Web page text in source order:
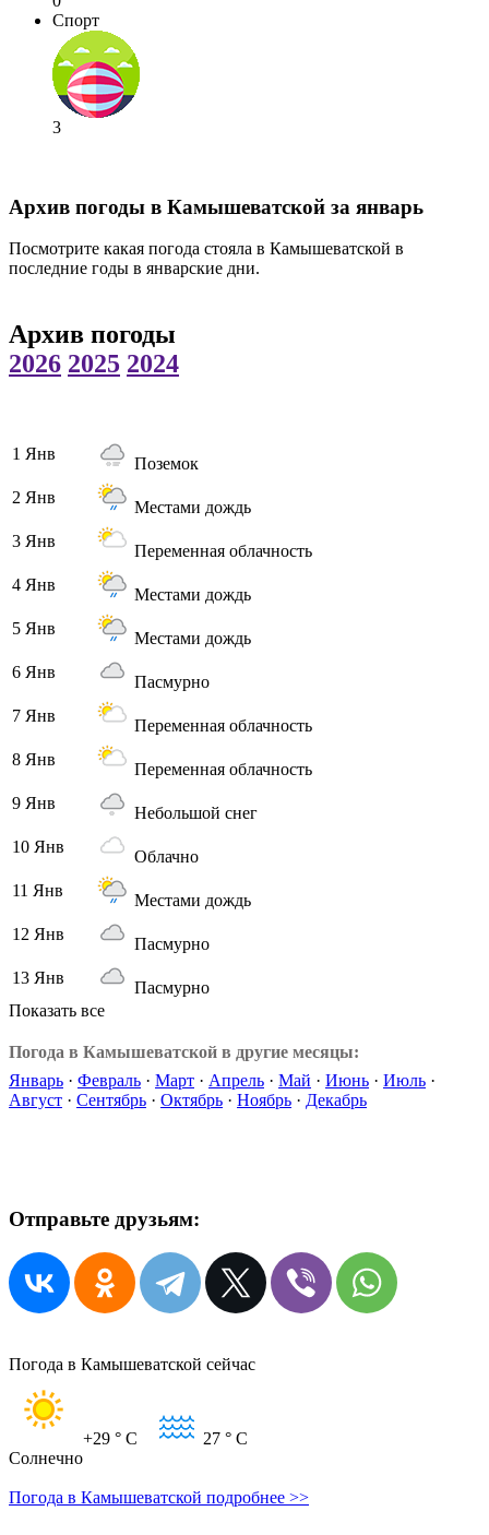
Спорт
3
Архив погоды в Камышеватской за январь
Посмотрите какая погода стояла в Камышеватской в
последние годы в январские дни.
Архив погоды
2026 2025 2024
1 Янв
Поземок
2 Янв
Местами дождь
3 Янв
Переменная облачность
4 Янв
Местами дождь
5 Янв
Местами дождь
6 Янв
Пасмурно
7 Янв
Переменная облачность
8 Янв
Переменная облачность
9 Янв
Небольшой снег
10 Янв
Облачно
11 Янв
Местами дождь
12 Янв
Пасмурно
13 Янв
Пасмурно
Показать все
Погода в Камышеватской в другие месяцы:
Январь · Февраль · Март · Апрель · Май · Июнь · Июль ·
Август · Сентябрь · Октябрь · Ноябрь · Декабрь
Отправьте друзьям:
Погода в Камышеватской сейчас
+29 ° C 27 ° C
Солнечно
Погода в Камышеватской подробнее >>